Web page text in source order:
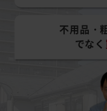
不用品・
でなく